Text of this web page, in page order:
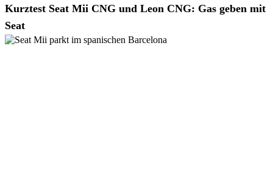
Kurztest Seat Mii CNG und Leon CNG: Gas geben mit
Seat